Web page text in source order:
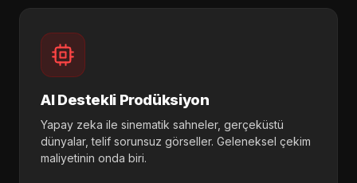
AI Destekli Prodüksiyon
Yapay zeka ile sinematik sahneler, gerçeküstü
dünyalar, telif sorunsuz görseller. Geleneksel çekim
maliyetinin onda biri.